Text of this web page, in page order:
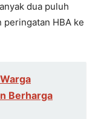
dua puluh
peringatan HBA ke
Berharga